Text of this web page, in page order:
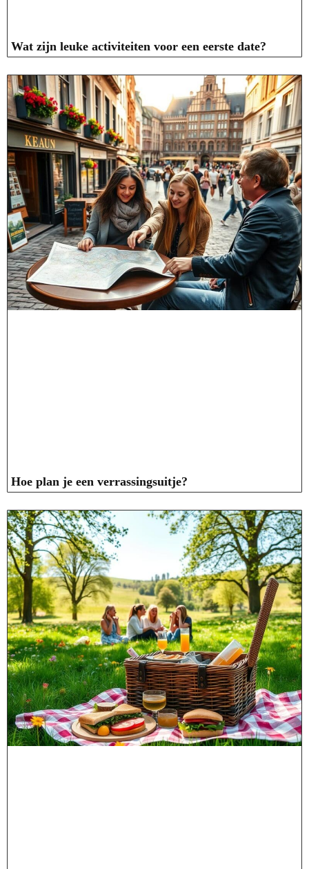
Wat zijn leuke activiteiten voor een eerste date?
Hoe plan je een verrassingsuitje?